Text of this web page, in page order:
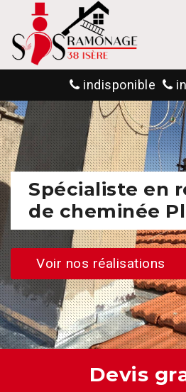
indisponible
Spécialiste en
de cheminée
Voir nos réalisations
Devis